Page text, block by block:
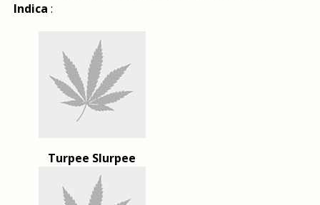
Indica :
Turpee Slurpee